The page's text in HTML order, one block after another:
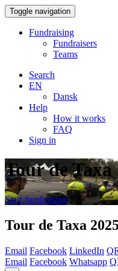
Toggle navigation
Fundraising
Fundraisers
Teams
Search
EN
Dansk
Help
How it works
FAQ
Sign in
Tour de Taxa
Start fundraising
Tour de Taxa
Email Facebook LinkedIn
Email Facebook Whatsapp